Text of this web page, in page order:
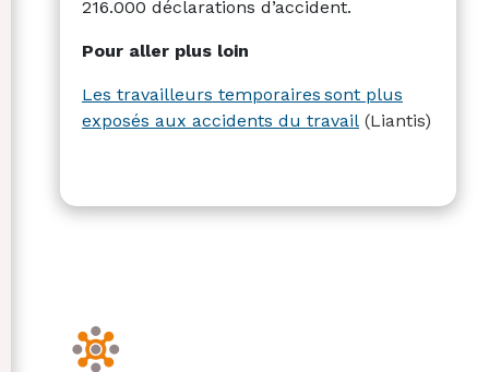
216.000 déclarations d’accident.
Pour aller plus loin
Les travailleurs temporaires sont plus
exposés aux accidents du travail (Liantis)